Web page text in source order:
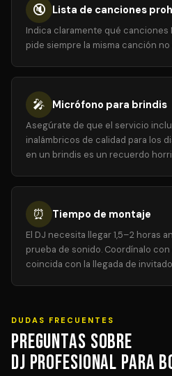
🔇 Lista de canciones
Indica claramente qué canciones
pide siempre la misma canción
🎤 Micrófono para brindis
Asegúrate de que el servicio
inalámbricos de calidad para los
en un brindis es un recuerdo
⏰ Tiempo de montaje
El DJ necesita llegar 1,5–2 horas
prueba de sonido. Coordínalo
coincida con la llegada de
DUDAS FRECUENTES
Preguntas sobre
DJ Profesional para